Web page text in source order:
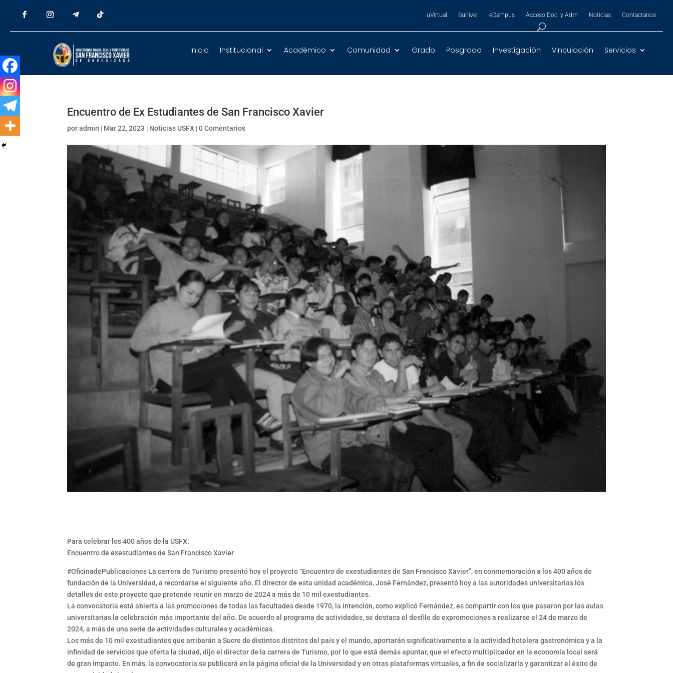
uVirtual Suniver eCampus Acceso Doc. y Adm Noticias Contactanos
Inicio Institucional Académico Comunidad Grado Posgrado Investigación Vinculación Servicios
Encuentro de Ex Estudiantes de San Francisco Xavier
poradmin | Mar 22, 2023 | Noticias USFX |0 Comentarios
Para celebrar los 400 años de la USFX:
Encuentro de exestudiantes de San Francisco Xavier
#OficinadePublicaciones La carrera de Turismo presentó hoy el proyecto “Encuentro de exestudiantes de San Francisco Xavier”, en conmemoración a los 400 años de
fundación de la Universidad, a recordarse el siguiente año. El director de esta unidad académica, José Fernández, presentó hoy a las autoridades universitarias los
detalles de este proyecto que pretende reunir en marzo de 2024 a más de 10 mil exestudiantes.
La convocatoria está abierta a las promociones de todas las facultades desde 1970, la intención, como explicó Fernández, es compartir con los que pasaron por las aulas
universitarias la celebración más importante del año. De acuerdo al programa de actividades, se destaca el desfile de expromociones a realizarse el 24 de marzo de
2024, a más de una serie de actividades culturales y académicas.
Los más de 10 mil exestudiantes que arribarán a Sucre de distintos distritos del país y el mundo, aportarán significativamente a la actividad hotelera gastronómica y a la
infinidad de servicios que oferta la ciudad, dijo el director de la carrera de Turismo, por lo que está demás apuntar, que el efecto multiplicador en la economía local será
de gran impacto. En más, la convocatoria se publicará en la página oficial de la Universidad y en otras plataformas virtuales, a fin de socializarla y garantizar el éxito de